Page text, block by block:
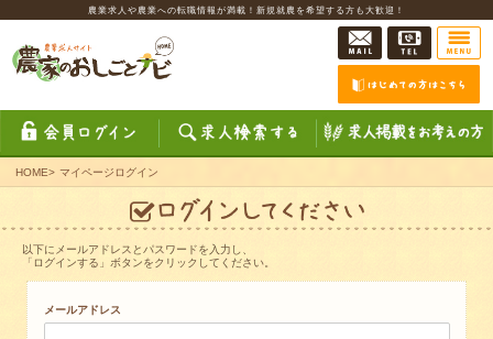
農業求人や農業への転職情報が満載！新規就農を希望する方も大歓迎！
HOME> マイページログイン
以下にメールアドレスとパスワードを入力し、
「ログインする」ボタンをクリックしてください。
メールアドレス